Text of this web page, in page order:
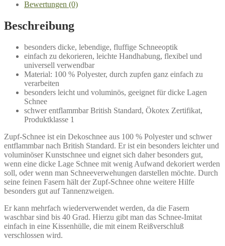
Bewertungen (0)
Beschreibung
besonders dicke, lebendige, fluffige Schneeoptik
einfach zu dekorieren, leichte Handhabung, flexibel und
universell verwendbar
Material: 100 % Polyester, durch zupfen ganz einfach zu
verarbeiten
besonders leicht und voluminös, geeignet für dicke Lagen
Schnee
schwer entflammbar British Standard, Ökotex Zertifikat,
Produktklasse 1
Zupf-Schnee ist ein Dekoschnee aus 100 % Polyester und schwer
entflammbar nach British Standard. Er ist ein besonders leichter und
voluminöser Kunstschnee und eignet sich daher besonders gut,
wenn eine dicke Lage Schnee mit wenig Aufwand dekoriert werden
soll, oder wenn man Schneeverwehungen darstellen möchte. Durch
seine feinen Fasern hält der Zupf-Schnee ohne weitere Hilfe
besonders gut auf Tannenzweigen.
Er kann mehrfach wiederverwendet werden, da die Fasern
waschbar sind bis 40 Grad. Hierzu gibt man das Schnee-Imitat
einfach in eine Kissenhülle, die mit einem Reißverschluß
verschlossen wird.